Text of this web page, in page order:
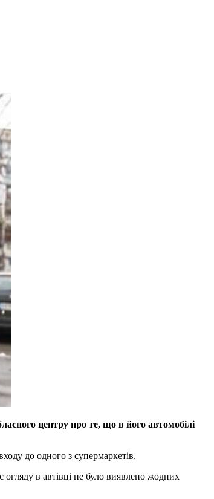
центру про те, що в його автомобілі
до одного з супермаркетів.
огляду в автівці не було виявлено жодних